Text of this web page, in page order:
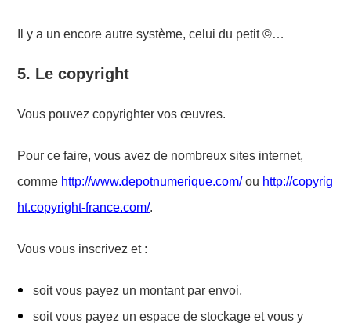
Il y a un encore autre système, celui du petit ©…
5. Le copyright
Vous pouvez copyrighter vos œuvres.
Pour ce faire, vous avez de nombreux sites internet,
comme http://www.depotnumerique.com/ou http://copyrig
ht.copyright-france.com/.
Vous vous inscrivez et :
soit vous payez un montant par envoi,
soit vous payez un espace de stockage et vous y